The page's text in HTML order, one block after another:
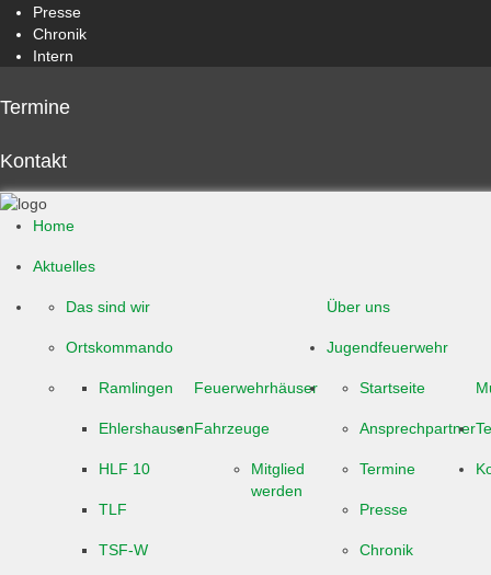
Presse
Chronik
Intern
Termine
Kontakt
Home
Aktuelles
Über uns
Das sind wir
Ortskommando
Feuerwehrhäuser
Ramlingen
EhlershausenFahrzeuge
HLF 10
TLF
TSF-W
Mitglied
werden
Jugendfeuerwehr
Startseite
Ansprechpartner
Termine
Presse
Chronik